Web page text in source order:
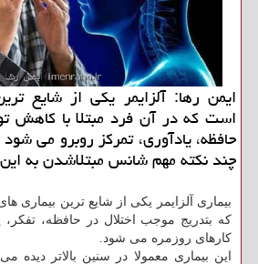
ایمن رها: آلزایمر یکی از شایع
است که در آن فرد مبتلا با کاهش
حافظه، یادآوری، تمرکز روبرو می
چند نکته مهم شانس مبتلاشدن به
بیماری آلزایمر یکی از شایع ترین بیماری
که بتدریج موجب اختلال در حافظه، تفکر،
کارهای روزمره می شود.
این بیماری معمولا در سنین بالاتر دیده